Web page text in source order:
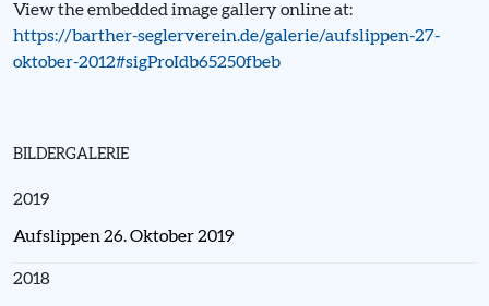
View the embedded image gallery online at:
https://barther-seglerverein.de/galerie/aufslippen-27-
oktober-2012#sigProIdb65250fbeb
BILDERGALERIE
2019
Aufslippen 26. Oktober 2019
2018